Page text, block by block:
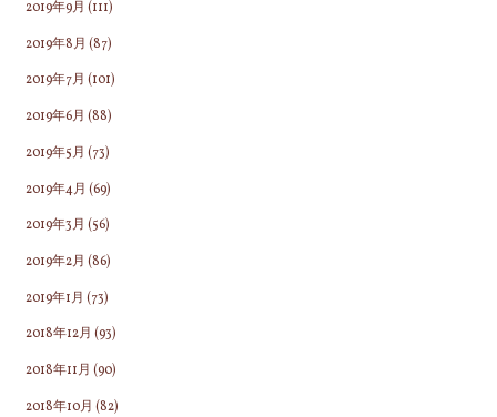
2019年9月 (111)
2019年8月 (87)
2019年7月 (101)
2019年6月 (88)
2019年5月 (73)
2019年4月 (69)
2019年3月 (56)
2019年2月 (86)
2019年1月 (73)
2018年12月 (93)
2018年11月 (90)
2018年10月 (82)